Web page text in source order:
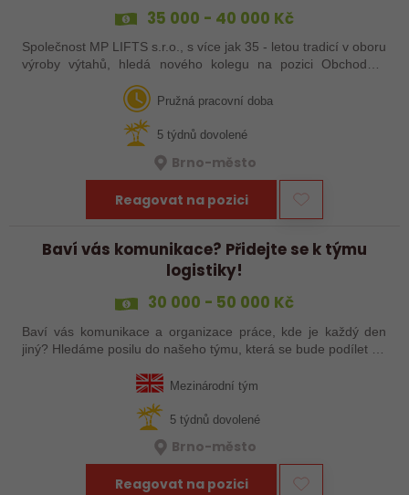
35 000 - 40 000 Kč
Společnost MP LIFTS s.r.o., s více jak 35 - letou tradicí v oboru
výroby výtahů, hledá nového kolegu na pozici Obchodně-
Pružná pracovní doba
5 týdnů dovolené
Brno-město
Reagovat na pozici
Baví vás komunikace? Přidejte se k týmu
logistiky!
30 000 - 50 000 Kč
Baví vás komunikace a organizace práce, kde je každý den
jiný? Hledáme posilu do našeho týmu, která se bude podílet na
zahraničními dodavateli a…Mezinárodní tým
5 týdnů dovolené
Brno-město
Reagovat na pozici